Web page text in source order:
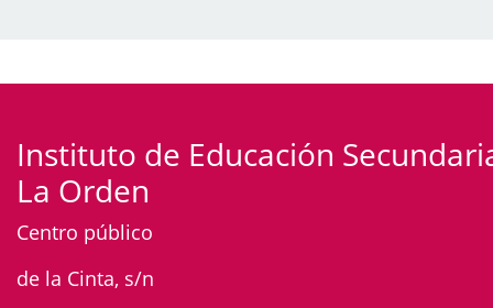
Instituto de Educación
La Orden
Centro público
de la Cinta, s/n